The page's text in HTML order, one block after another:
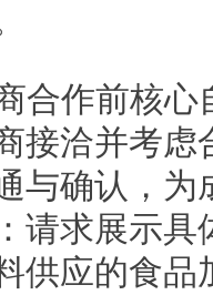
合作前核
接洽并考
与确认，为
请求展示
供应的食